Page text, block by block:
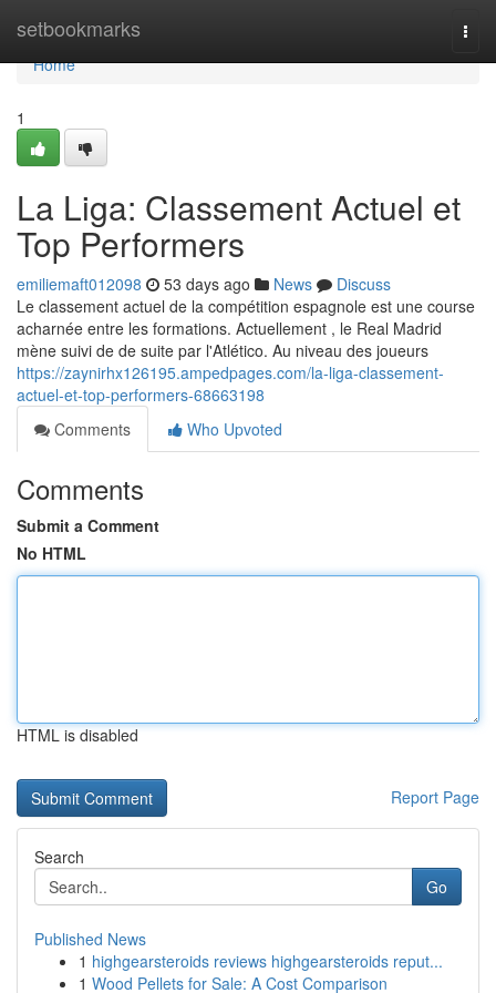
setbookmarks
Home
Home
1
La Liga: Classement Actuel et
Top Performers
emiliemaft012098 53 days ago News
Discuss
Le classement actuel de la compétition espagnole est une course
acharnée entre les formations. Actuellement , le Real Madrid
mène suivi de de suite par l'Atlético. Au niveau des joueurs
https://zaynirhx126195.ampedpages.com/la-liga-classement-
actuel-et-top-performers-68663198
Comments
Who Upvoted
Comments
Submit a Comment
No HTML
HTML is disabled
Report Page
Search
Go
Published News
1 highgearsteroids reviews highgearsteroids reput...
1 Wood Pellets for Sale: A Cost Comparison